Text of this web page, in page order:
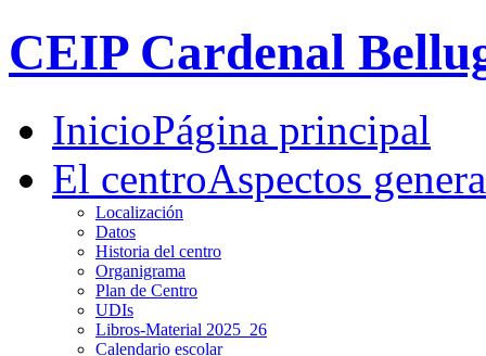
CEIP Cardenal
InicioPágina principal
El centroAspectos
Localización
Datos
Historia del centro
Organigrama
Plan de Centro
UDIs
Libros-Material 2025_26
Calendario escolar